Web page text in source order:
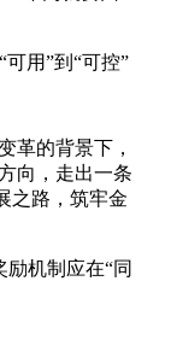
用”到“可控”
革的背景下，
向，走出一条
之路，筑牢金
励机制应在“同